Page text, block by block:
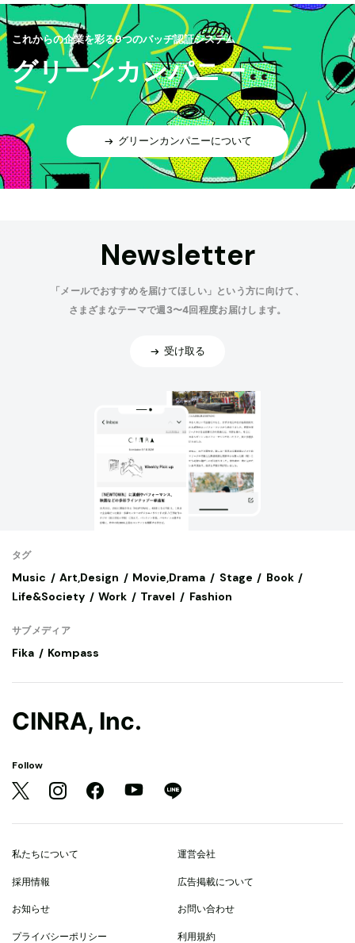
これからの企業を彩る9つのバッヂ認証システム
グリーンカンパニー
グリーンカンパニーについて
Newsletter
「メールでおすすめを届けてほしい」という方に向けて、
さまざまなテーマで週3〜4回程度お届けします。
受け取る
タグ
Music Art,Design Movie,Drama Stage
Book
Life&Society
Work Travel Fashion
サブメディア
Fika Kompass
CINRA, Inc.
Follow
私たちについて 運営会社
採用情報 広告掲載について
お知らせ お問い合わせ
プライバシーポリシー 利用規約